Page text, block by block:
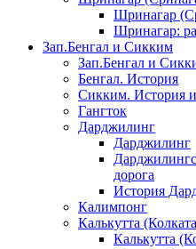
Шринагар
Шринагар:
Зап.Бенгал и Сикким
Зап.Бенгал и
Бенгал. История
Сикким. История
Гангток
Дарджилинг
Дарджилинг
дорога
История
Калимпонг
Калькутта
Калькутта